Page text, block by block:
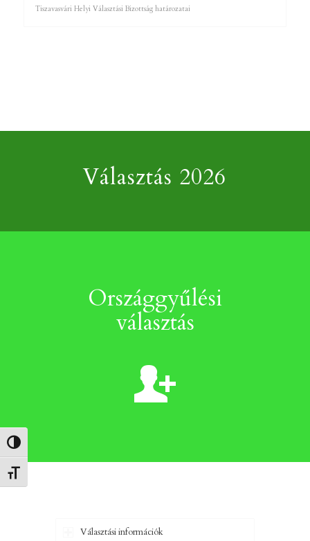
Nagy kontraszt váltása
Betűméret váltása
Tiszavasvári Helyi Választási Bizottság határozatai
Választás 2026
Országgyűlési
választás
Választási információk